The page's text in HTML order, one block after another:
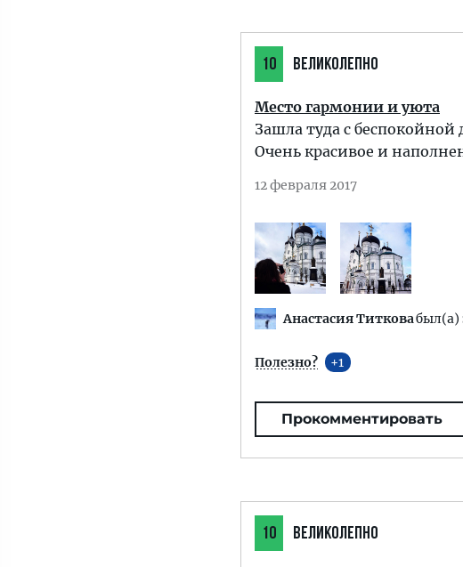
10 ВЕЛИКОЛЕПНО
Место гармонии и уюта
Зашла туда с
Очень красивое и
12 февраля 2017
Анастасия Титковабыл(а)
Полезно? 1
Прокомментировать
10 ВЕЛИКОЛЕПНО